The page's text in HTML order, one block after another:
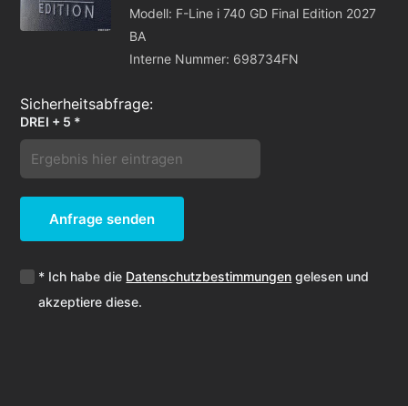
Modell: F-Line i 740 GD Final Edition 2027
BA
Interne Nummer: 698734FN
DREI + 5 *
Anfrage senden
* Ich habe die Datenschutzbestimmungen gelesen und
akzeptiere diese.